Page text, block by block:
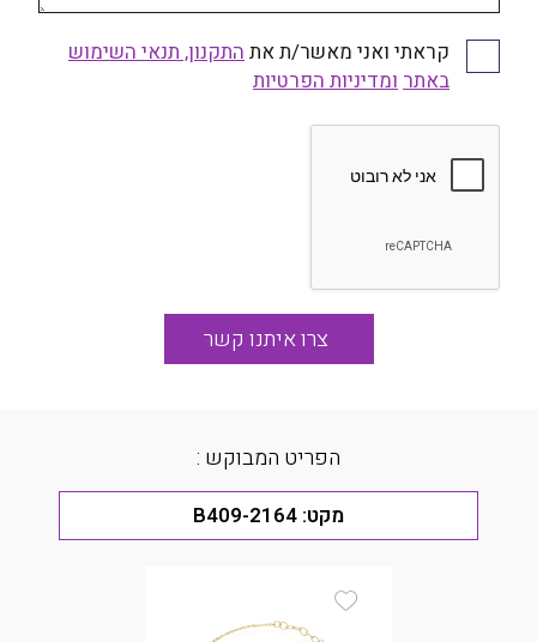
קראתי ואני מאשר/ת את התקנון, תנאי השימוש
באתר ומדיניות הפרטיות
הפריט המבוקש :
מקט: B409-2164
Add Wishlist